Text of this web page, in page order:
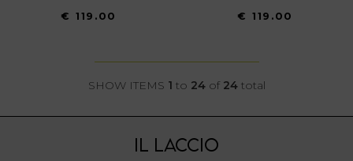
€ 119.00 € 119.00
SHOW ITEMS 1 to 24of 24total
IL LACCIO